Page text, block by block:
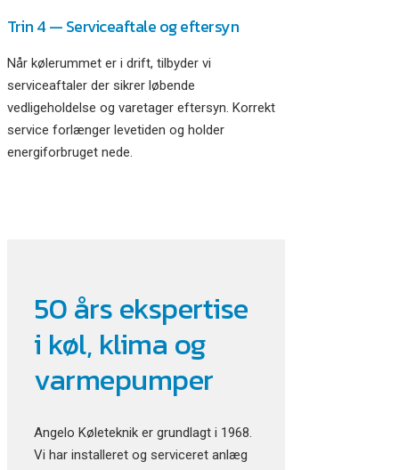
Trin 4 — Serviceaftale og eftersyn
Når kølerummet er i drift, tilbyder vi
serviceaftaler der sikrer løbende
vedligeholdelse og varetager eftersyn. Korrekt
service forlænger levetiden og holder
energiforbruget nede.
50 års ekspertise
i køl, klima og
varmepumper
Angelo Køleteknik er grundlagt i 1968.
Vi har installeret og serviceret anlæg